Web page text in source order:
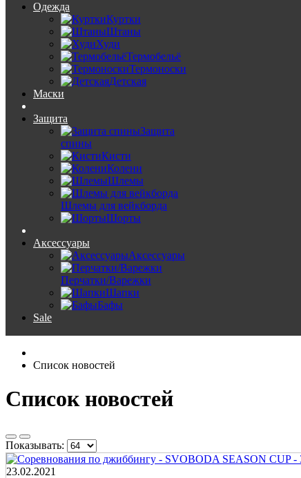
Одежда
Куртки
Штаны
Худи
Термобельё
Термоноски
Детская
Маски
Защита
Защита
спины
Кисти
Колени
Шлемы
Шлемы для вейкборда
Шорты
Аксессуары
Аксессуары
Перчатки/Варежки
Шапки
Бафы
Sale
Список новостей
Список новостей
Показывать:
23.02.2021